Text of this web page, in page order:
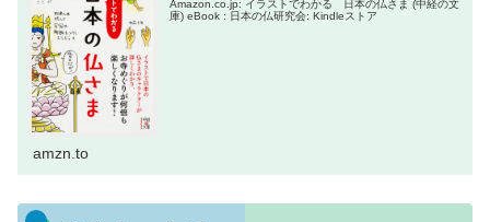
Amazon.co.jp: イラストでわかる 日本の仏さま (中経の文
庫) eBook : 日本の仏研究会: Kindleストア
amzn.to